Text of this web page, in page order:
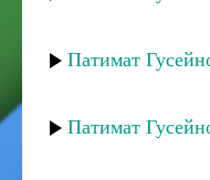
Патимат
Патимат